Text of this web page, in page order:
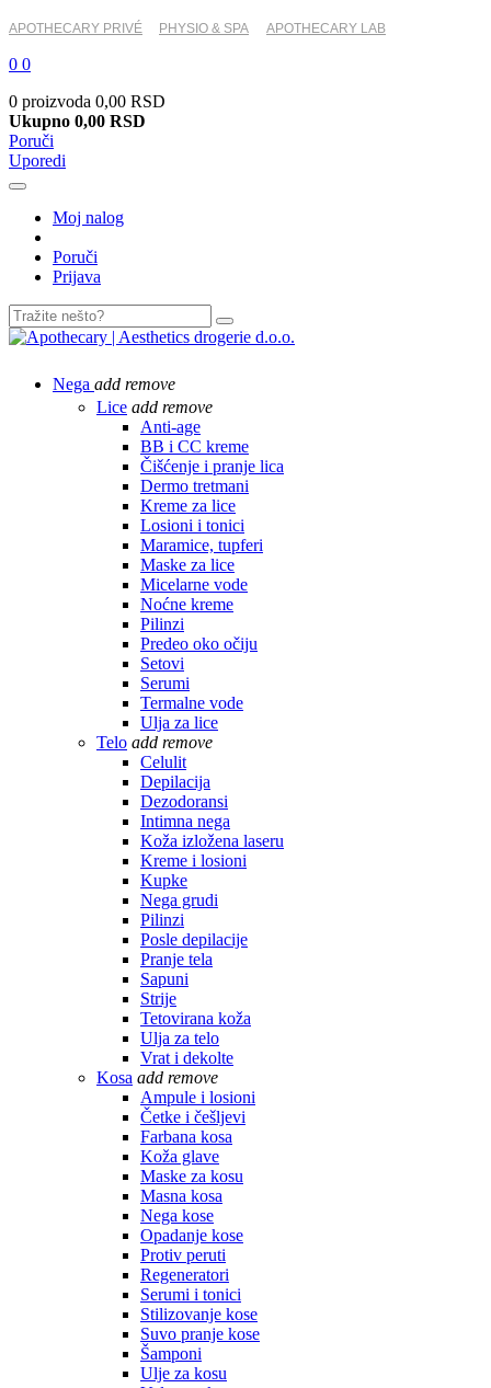
APOTHECARY PRIVÉ PHYSIO & SPA APOTHECARY LAB
0 0
0 proizvoda 0,00 RSD
Ukupno 0,00 RSD
Poruči
Uporedi
Moj nalog
Poruči
Prijava
Nega add remove
Lice add remove
Anti-age
BB i CC kreme
Čišćenje i pranje lica
Dermo tretmani
Kreme za lice
Losioni i tonici
Maramice, tupferi
Maske za lice
Micelarne vode
Noćne kreme
Pilinzi
Predeo oko očiju
Setovi
Serumi
Termalne vode
Ulja za lice
Telo add remove
Celulit
Depilacija
Dezodoransi
Intimna nega
Koža izložena laseru
Kreme i losioni
Kupke
Nega grudi
Pilinzi
Posle depilacije
Pranje tela
Sapuni
Strije
Tetovirana koža
Ulja za telo
Vrat i dekolte
Kosa add remove
Ampule i losioni
Četke i češljevi
Farbana kosa
Koža glave
Maske za kosu
Masna kosa
Nega kose
Opadanje kose
Protiv peruti
Regeneratori
Serumi i tonici
Stilizovanje kose
Suvo pranje kose
Šamponi
Ulje za kosu